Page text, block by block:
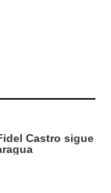
Castro sigue